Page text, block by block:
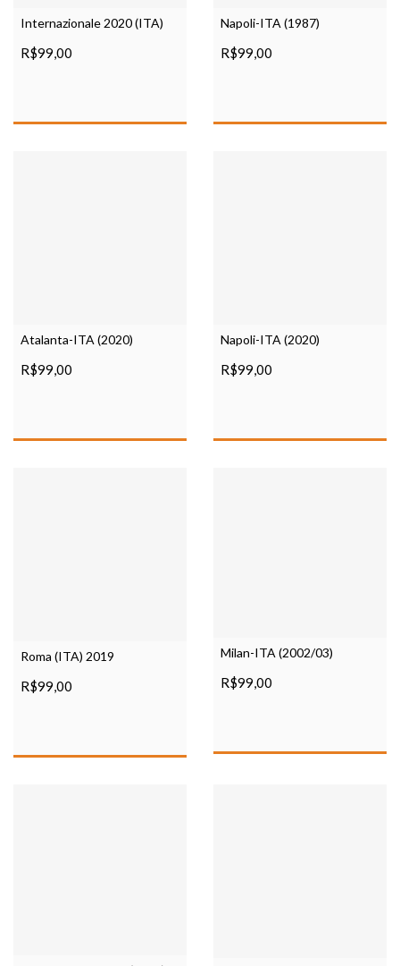
Internazionale 2020 (ITA)
R$99,00
Napoli-ITA (1987)
R$99,00
Atalanta-ITA (2020)
R$99,00
Napoli-ITA (2020)
R$99,00
Roma (ITA) 2019
R$99,00
Milan-ITA (2002/03)
R$99,00